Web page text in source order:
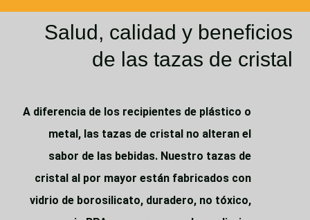
Salud, calidad y beneficios
de las tazas de cristal
A diferencia de los recipientes de plástico o
metal, las tazas de cristal no alteran el
sabor de las bebidas. Nuestro tazas de
cristal al por mayor están fabricados con
vidrio de borosilicato, duradero, no tóxico,